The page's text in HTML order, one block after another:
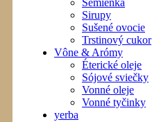
Semienka
Sirupy
Sušené ovocie
Trstinový cukor
Vône & Arómy
Éterické oleje
Sójové sviečky
Vonné oleje
Vonné tyčinky
yerba